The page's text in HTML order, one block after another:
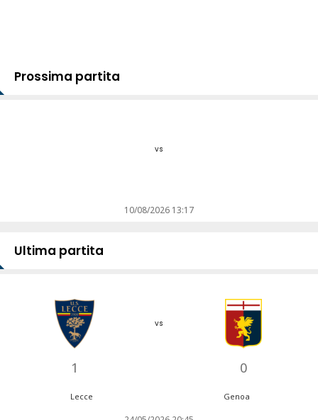
Prossima partita
vs
10/08/2026 13:17
Ultima partita
1
vs
0
Lecce Genoa